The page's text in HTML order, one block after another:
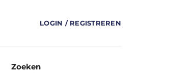
LOGIN / REGISTREREN
Zoeken